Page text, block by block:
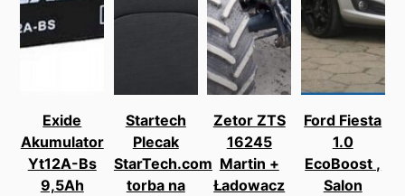
Exide
Akumulator
Yt12A-Bs
9,5Ah
Startech
Plecak
StarTech.com
torba na
Zetor ZTS
16245
Martin +
Ładowacz
Ford Fiesta
1.0
EcoBoost ,
Salon